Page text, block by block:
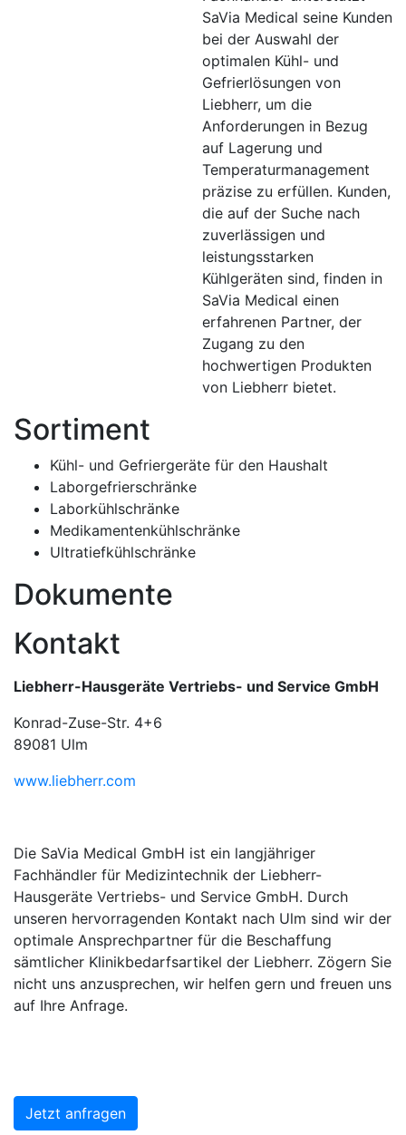
SaVia Medical seine Kunden
bei der Auswahl der
optimalen Kühl- und
Gefrierlösungen von
Liebherr, um die
Anforderungen in Bezug
auf Lagerung und
Temperaturmanagement
präzise zu erfüllen. Kunden,
die auf der Suche nach
zuverlässigen und
leistungsstarken
Kühlgeräten sind, finden in
SaVia Medical einen
erfahrenen Partner, der
Zugang zu den
hochwertigen Produkten
von Liebherr bietet.
Sortiment
Kühl- und Gefriergeräte für den Haushalt
Laborgefrierschränke
Laborkühlschränke
Medikamentenkühlschränke
Ultratiefkühlschränke
Dokumente
Kontakt
Liebherr-Hausgeräte Vertriebs- und Service GmbH
Konrad-Zuse-Str. 4+6
89081 Ulm
www.liebherr.com
Die SaVia Medical GmbH ist ein langjähriger
Fachhändler für Medizintechnik der Liebherr-
Hausgeräte Vertriebs- und Service GmbH. Durch
unseren hervorragenden Kontakt nach Ulm sind wir der
optimale Ansprechpartner für die Beschaffung
sämtlicher Klinikbedarfsartikel der Liebherr. Zögern Sie
nicht uns anzusprechen, wir helfen gern und freuen uns
auf Ihre Anfrage.
Jetzt anfragen